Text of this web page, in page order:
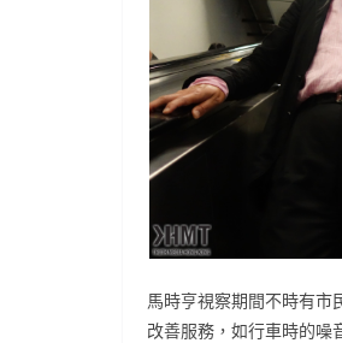
馬時亨視察期間不時有市
改善服務，如行車時的噪